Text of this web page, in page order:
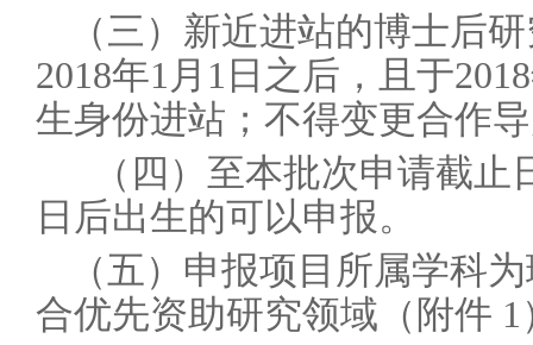
（三）新近进站的博士后
2018年1月1日之后，且于
生身份进站；不得变更合作
（四）至本批次申请截止
日后出生的可以申报。
（五）申报项目所属学科
合优先资助研究领域（附件 1